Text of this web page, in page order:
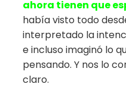
ahora tienen que
había visto todo
interpretado la
e incluso imaginó lo
pensando. Y nos lo
claro.